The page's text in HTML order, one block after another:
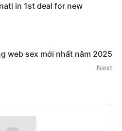
in 1st deal for new
web sex mới nhất năm 2025
Next